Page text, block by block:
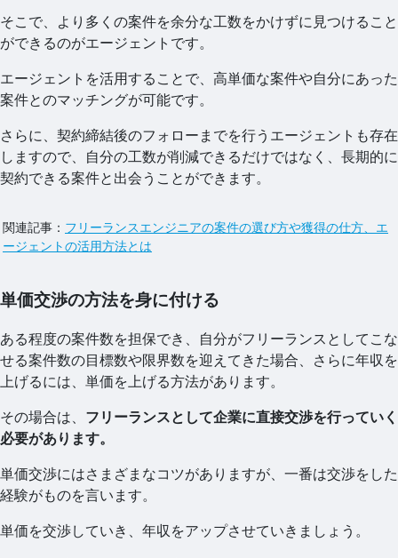
そこで、より多くの案件を余分な工数をかけずに見つけること
ができるのがエージェントです。
エージェントを活用することで、高単価な案件や自分にあった
案件とのマッチングが可能です。
さらに、契約締結後のフォローまでを行うエージェントも存在
しますので、自分の工数が削減できるだけではなく、長期的に
契約できる案件と出会うことができます。
関連記事： フリーランスエンジニアの案件の選び方や獲得の仕方、エ
ージェントの活用方法とは
単価交渉の方法を身に付ける
ある程度の案件数を担保でき、自分がフリーランスとしてこな
せる案件数の目標数や限界数を迎えてきた場合、さらに年収を
上げるには、単価を上げる方法があります。
その場合は、 フリーランスとして企業に直接交渉を行っていく
必要があります。
単価交渉にはさまざまなコツがありますが、一番は交渉をした
経験がものを言います。
単価を交渉していき、年収をアップさせていきましょう。